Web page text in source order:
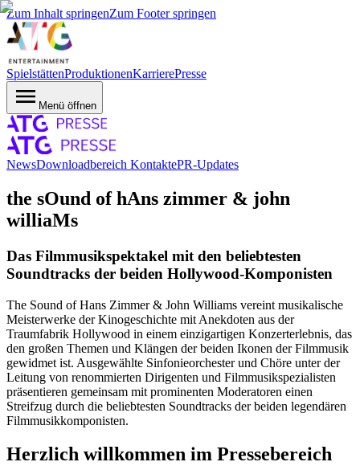
Zum Inhalt springenZum Footer springen
SpielstättenProduktionenKarrierePresse
Menü öffnen
NewsDownloadbereich KontaktePR-Updates
the sOund of hAns zimmer & john
williaMs
Das Filmmusikspektakel mit den beliebtesten
Soundtracks der beiden Hollywood-Komponisten
The Sound of Hans Zimmer & John Williams vereint musikalische
Meisterwerke der Kinogeschichte mit Anekdoten aus der
Traumfabrik Hollywood in einem einzigartigen Konzerterlebnis, das
den großen Themen und Klängen der beiden Ikonen der Filmmusik
gewidmet ist. Ausgewählte Sinfonieorchester und Chöre unter der
Leitung von renommierten Dirigenten und Filmmusikspezialisten
präsentieren gemeinsam mit prominenten Moderatoren einen
Streifzug durch die beliebtesten Soundtracks der beiden legendären
Filmmusikkomponisten.
Herzlich willkommen im Pressebereich